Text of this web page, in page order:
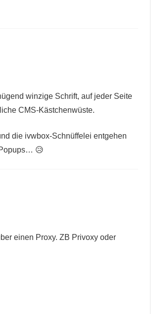
winzige Schrift, auf jeder Seite
CMS-Kästchenwüste.
die ivwbox-Schnüffelei entgehen
😥
einen Proxy. ZB Privoxy oder